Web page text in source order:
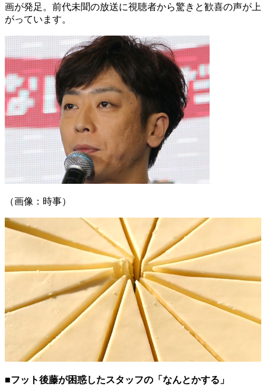
画が発足。前代未聞の放送に視聴者から驚きと歓喜の声が上
がっています。
（画像：時事）
■フット後藤が困惑したスタッフの「なんとかする」